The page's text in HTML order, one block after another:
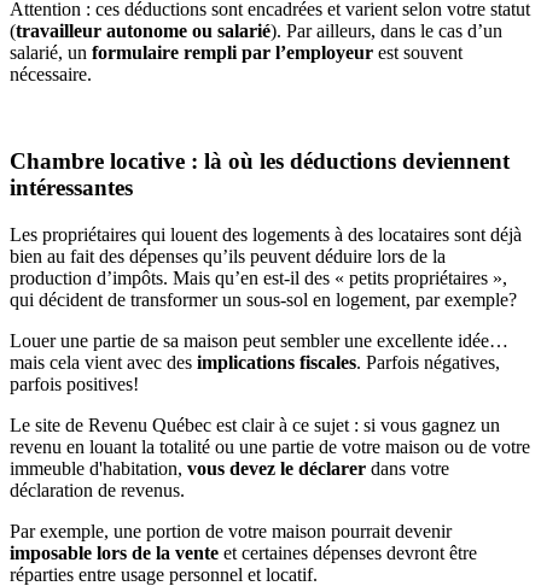
Attention : ces déductions sont encadrées et varient selon votre statut
(travailleur autonome ou salarié). Par ailleurs, dans le cas d’un
salarié, un formulaire rempli par l’employeur est souvent
nécessaire.
Chambre locative : là où les déductions deviennent
intéressantes
Les propriétaires qui louent des logements à des locataires sont déjà
bien au fait des dépenses qu’ils peuvent déduire lors de la
production d’impôts. Mais qu’en est-il des « petits propriétaires »,
qui décident de transformer un sous-sol en logement, par exemple?
Louer une partie de sa maison peut sembler une excellente idée…
mais cela vient avec des implications fiscales. Parfois négatives,
parfois positives!
Le site de Revenu Québec est clair à ce sujet : si vous gagnez un
revenu en louant la totalité ou une partie de votre maison ou de votre
immeuble d'habitation, vous devez le déclarer dans votre
déclaration de revenus.
Par exemple, une portion de votre maison pourrait devenir
imposable lors de la vente et certaines dépenses devront être
réparties entre usage personnel et locatif.